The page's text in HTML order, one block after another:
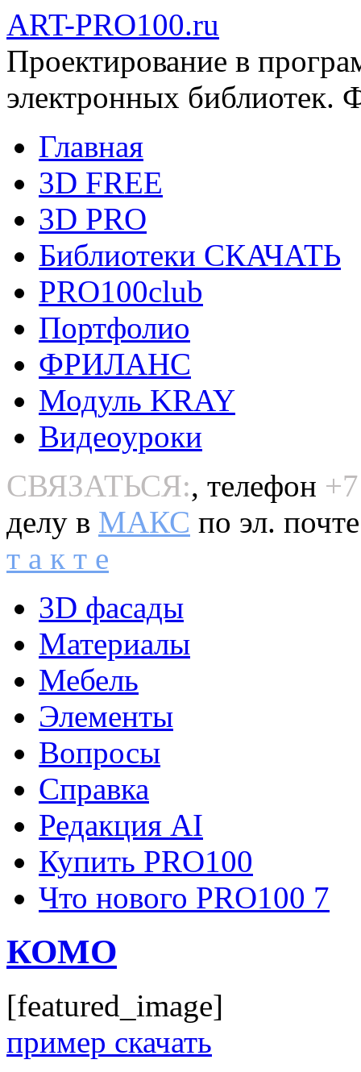
ART-PRO100.ru
Проектирование в
электронных библиотек.
Главная
3D FREE
3D PRO
Библиотеки СКАЧАТЬ
PRO100club
Портфолио
ФРИЛАНС
Модуль KRAY
Видеоуроки
СВЯЗАТЬСЯ:, телефон
делу в MAКС по эл.
т а к т е
3D фасады
Материалы
Мебель
Элементы
Вопросы
Справка
Редакция AI
Купить PRO100
Что нового PRO100 7
КОМО
[featured_image]
пример скачать